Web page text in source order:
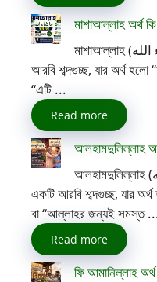
মাশাআল্লাহ অর্থ কি
মাশাআল্লাহ (ما شاء الله) অর্থ কি? মাশাআল্লাহ একটি
আরবি শব্দগুচ্ছ, যার অর্থ হলো
“এটি ...
Read more
আলহামদুলিল্লাহ
আলহামদুলিল্লাহ (الحمد لله) অর্থ কি? আলহামদুলিল্লাহ
একটি আরবি শব্দগুচ্ছ, যার
বা “আল্লাহর জন্যই সমস্ত
Read more
ফি আমানিল্লাহ